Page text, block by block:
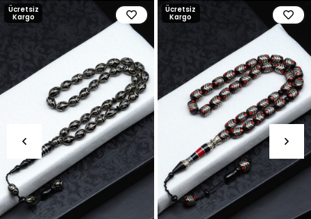
Ücretsiz
Kargo
Ücretsiz
Kargo